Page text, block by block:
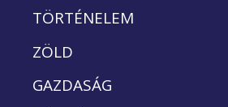
TÖRTÉNELEM
ZÖLD
GAZDASÁG